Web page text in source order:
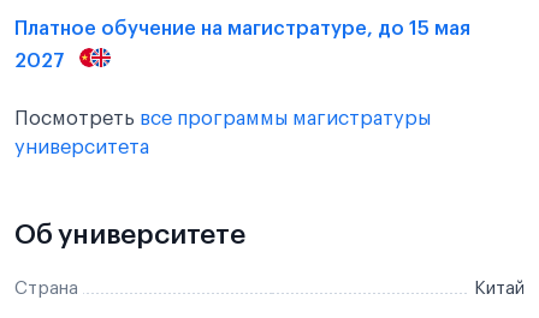
Платное обучение на магистратуре, до 15 мая
2027
Посмотреть все программы магистратуры
университета
Об университете
Страна Китай